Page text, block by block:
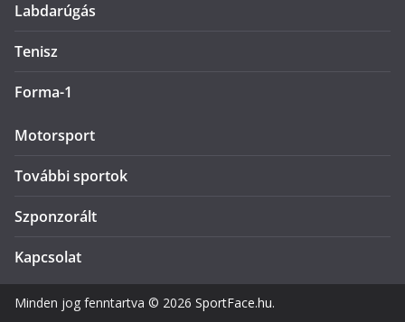
Labdarúgás
Tenisz
Forma-1
Motorsport
További sportok
Szponzorált
Kapcsolat
Minden jog fenntartva © 2026 SportFace.hu.